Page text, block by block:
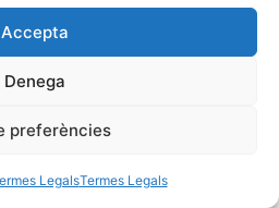
Accepta
Denega
preferències
LegalsTermes Legals
DE MONTCADA I REIXAC
Termes Legals